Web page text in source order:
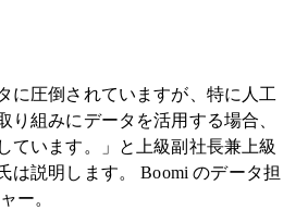
に圧倒されていますが、特に人工
り組みにデータを活用する場合、
ています。」と上級副社長兼上級
は説明します。 Boomi のデータ担
ー。